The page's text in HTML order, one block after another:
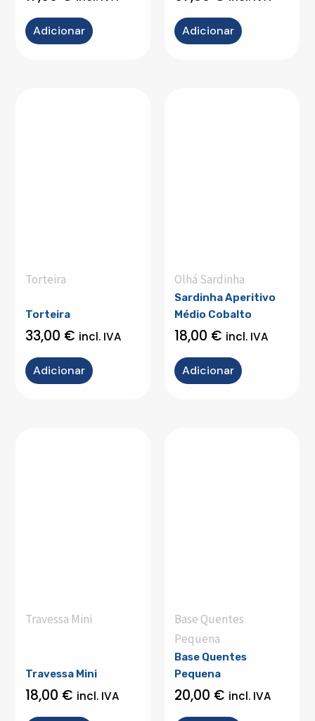
Adicionar Adicionar
Torteira
Torteira
33,00 € incl. IVA
Adicionar
Olhá Sardinha
Sardinha Aperitivo
Médio Cobalto
18,00 € incl. IVA
Adicionar
Travessa Mini
Travessa Mini
18,00 € incl. IVA
Base Quentes
Pequena
Base Quentes
Pequena
20,00 € incl. IVA